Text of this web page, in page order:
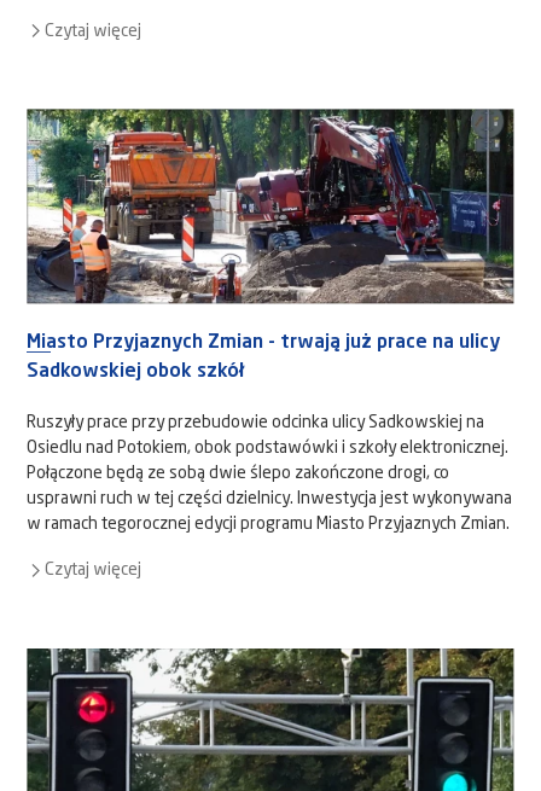
Czytaj więcej
Miasto Przyjaznych Zmian - trwają już prace na ulicy
Sadkowskiej obok szkół
Ruszyły prace przy przebudowie odcinka ulicy Sadkowskiej na
Osiedlu nad Potokiem, obok podstawówki i szkoły elektronicznej.
Połączone będą ze sobą dwie ślepo zakończone drogi, co
usprawni ruch w tej części dzielnicy. Inwestycja jest wykonywana
w ramach tegorocznej edycji programu Miasto Przyjaznych Zmian.
Czytaj więcej